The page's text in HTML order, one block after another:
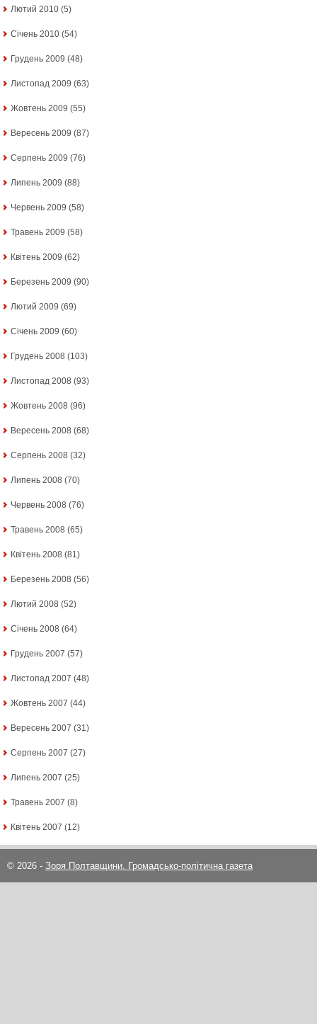
Лютий 2010 (5)
Січень 2010 (54)
Грудень 2009 (48)
Листопад 2009 (63)
Жовтень 2009 (55)
Вересень 2009 (87)
Серпень 2009 (76)
Липень 2009 (88)
Червень 2009 (58)
Травень 2009 (58)
Квітень 2009 (62)
Березень 2009 (90)
Лютий 2009 (69)
Січень 2009 (60)
Грудень 2008 (103)
Листопад 2008 (93)
Жовтень 2008 (96)
Вересень 2008 (68)
Серпень 2008 (32)
Липень 2008 (70)
Червень 2008 (76)
Травень 2008 (65)
Квітень 2008 (81)
Березень 2008 (56)
Лютий 2008 (52)
Січень 2008 (64)
Грудень 2007 (57)
Листопад 2007 (48)
Жовтень 2007 (44)
Вересень 2007 (31)
Серпень 2007 (27)
Липень 2007 (25)
Травень 2007 (8)
Квітень 2007 (12)
© 2026 - Зоря Полтавщини. Громадсько-політична газета